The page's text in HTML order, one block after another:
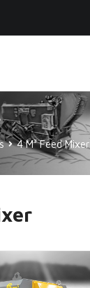
4 M³ Feed Mixer